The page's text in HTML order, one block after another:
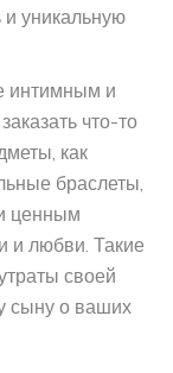
уникальную
интимным и
что-то
как
браслеты,
ценным
и любви. Такие
своей
сыну о ваших